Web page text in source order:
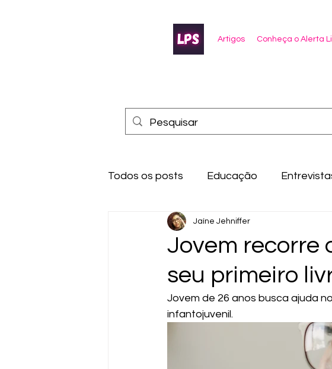
Artigos Conheça o Alerta
Todos os posts Educação
Jovem recorre
seu primeiro
Jaíne Jehniffer
Jovem de 26 anos busca ajuda
infantojuvenil.